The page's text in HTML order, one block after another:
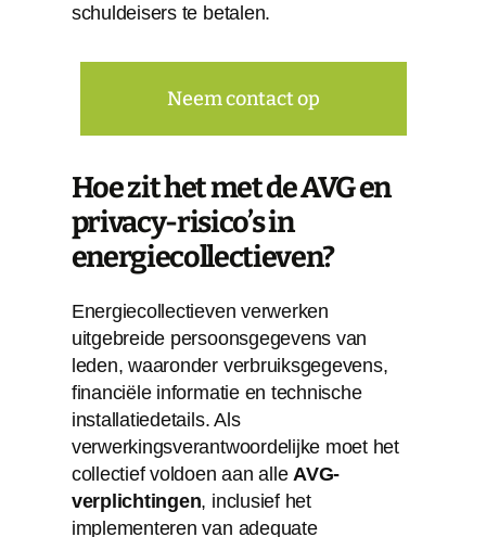
schuldeisers te betalen.
Neem contact op
Hoe zit het met de AVG en
privacy-risico’s in
energiecollectieven?
Energiecollectieven verwerken
uitgebreide persoonsgegevens van
leden, waaronder verbruiksgegevens,
financiële informatie en technische
installatiedetails. Als
verwerkingsverantwoordelijke moet het
collectief voldoen aan alle AVG-
verplichtingen, inclusief het
implementeren van adequate